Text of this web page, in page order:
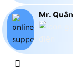
Mr. Quân